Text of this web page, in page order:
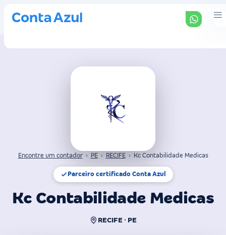
Encontre um contador › PE › RECIFE › Kc Contabilidade Medicas
Parceiro certificado Conta Azul
Kc Contabilidade Medicas
RECIFE · PE